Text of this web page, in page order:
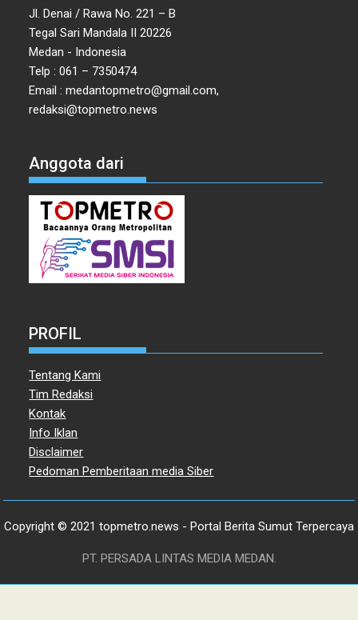
Jl. Denai / Rawa No. 221 – B
Tegal Sari Mandala II 20226
Medan - Indonesia
Telp : 061 – 7350474
Email : medantopmetro@gmail.com,
redaksi@topmetro.news
Anggota dari
PROFIL
Tentang Kami
Tim Redaksi
Kontak
Info Iklan
Disclaimer
Pedoman Pemberitaan media Siber
Copyright © 2021 topmetro.news - Portal Berita Sumut Terpercaya
PT. PERSADA LINTAS MEDIA MEDAN.